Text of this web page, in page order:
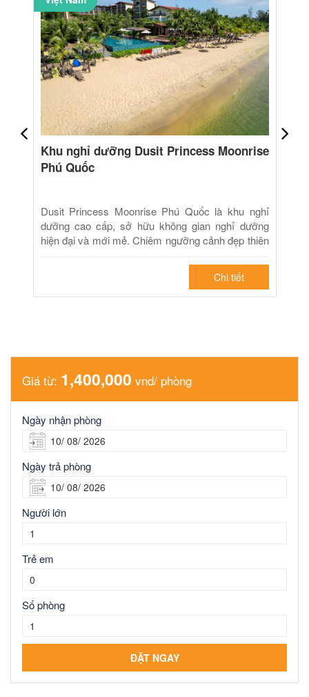
Khu nghỉ dưỡng Dusit Princess Moonrise
Phú Quốc
Dusit Princess Moonrise Phú Quốc là khu nghỉ
dưỡng cao cấp, sở hữu không gian nghỉ dưỡng
hiện đại và mới mẻ. Chiêm ngưỡng cảnh đẹp thiên
Chi tiết
Giá từ: 1,400,000 vnd/ phòng
Ngày nhận phòng
Ngày trả phòng
Người lớn
Trẻ em
Số phòng